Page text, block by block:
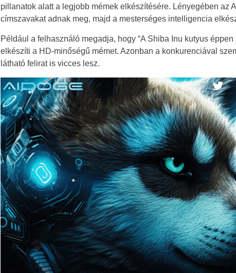
pillanatok alatt a legjobb mémek elkészítésére. Lényegében az
címszavakat adnak meg, majd a mesterséges intelligencia
Például a felhasználó megadja, hogy “A Shiba Inu kutyus
elkészíti a HD-minőségű mémet. Azonban a konkurenciával
látható felirat is vicces lesz.